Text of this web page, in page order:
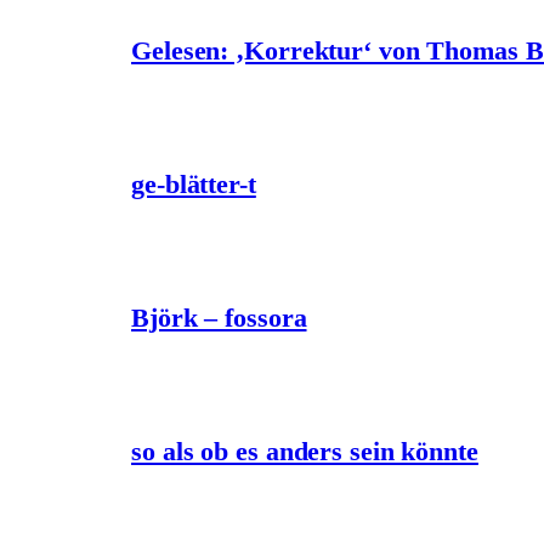
Gelesen: ‚Korrektur‘ von Thomas
ge-blätter-t
Björk – fossora
so als ob es anders sein könnte